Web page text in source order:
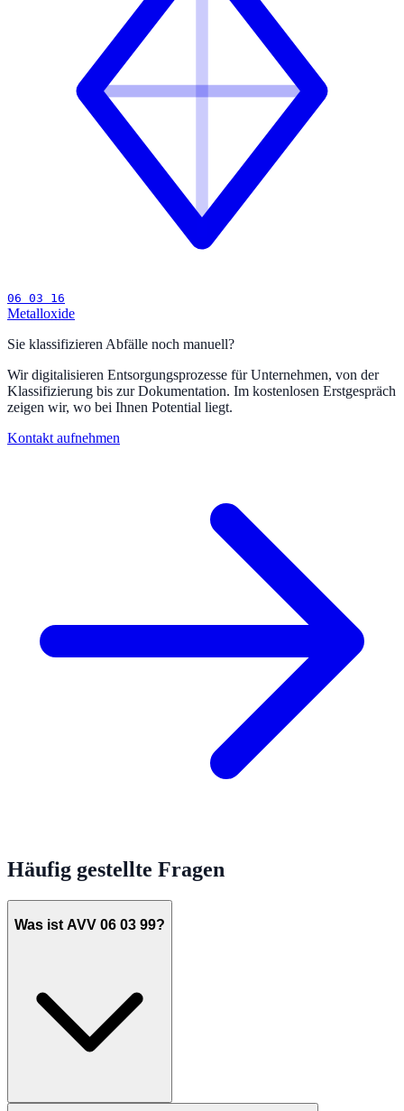
06 03 16
Metalloxide
Sie klassifizieren Abfälle noch manuell?
Wir digitalisieren Entsorgungsprozesse für Unternehmen, von der
Klassifizierung bis zur Dokumentation. Im kostenlosen Erstgespräch
zeigen wir, wo bei Ihnen Potential liegt.
Kontakt aufnehmen
Häufig gestellte Fragen
Was ist AVV 06 03 99?